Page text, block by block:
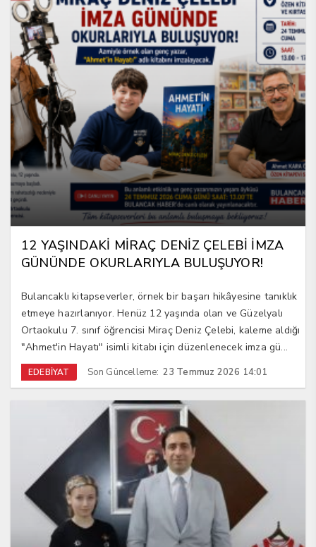
12 YAŞINDAKİ MİRAÇ DENİZ ÇELEBİ İMZA
GÜNÜNDE OKURLARIYLA BULUŞUYOR!
Bulancaklı kitapseverler, örnek bir başarı hikâyesine tanıklık
etmeye hazırlanıyor. Henüz 12 yaşında olan ve Güzelyalı
Ortaokulu 7. sınıf öğrencisi Miraç Deniz Çelebi, kaleme aldığı
"Ahmet'in Hayatı" isimli kitabı için düzenlenecek imza gü...
EDEBİYAT Son Güncelleme: 23 Temmuz 2026 14:01